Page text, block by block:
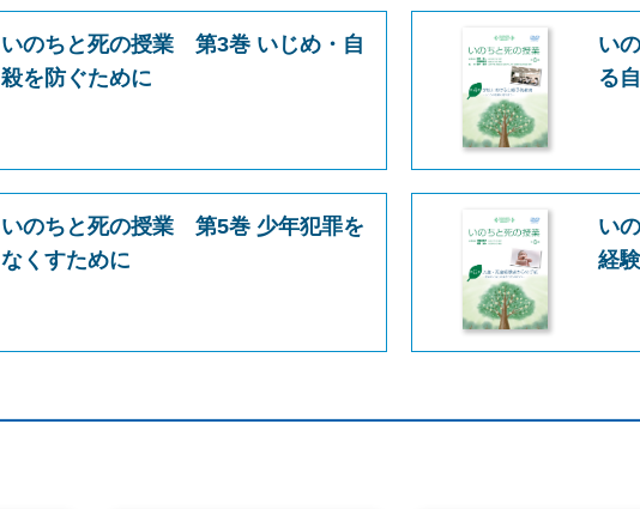
いのちと死の授業 第3巻 いじめ・自
殺を防ぐために
い
る
いのちと死の授業 第5巻 少年犯罪を
なくすために
い
経